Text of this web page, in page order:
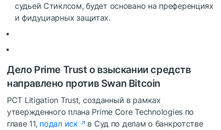
судьей Стиклсом, будет основано на преференциях
и фидуциарных защитах.
Дело Prime Trust о взыскании средств
направлено против Swan Bitcoin
PCT Litigation Trust, созданный в рамках
утвержденного плана Prime Core Technologies по
главе 11, подал иск
в Суд по делам о банкротстве